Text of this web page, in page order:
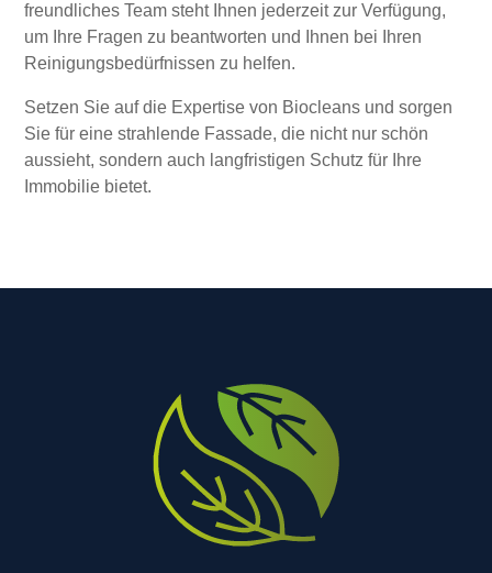
freundliches Team steht Ihnen jederzeit zur Verfügung,
um Ihre Fragen zu beantworten und Ihnen bei Ihren
Reinigungsbedürfnissen zu helfen.
Setzen Sie auf die Expertise von Biocleans und sorgen
Sie für eine strahlende Fassade, die nicht nur schön
aussieht, sondern auch langfristigen Schutz für Ihre
Immobilie bietet.